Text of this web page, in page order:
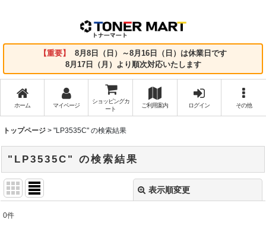
【重要】
8月8日（日）～8月16日（日）は休業日です
8月17日（月）より順次対応いたします
ホーム マイページ
ショッピングカ
ート
ご利用案内 ログイン その他
トップページ > "LP3535C" の検索結果
"LP3535C" の検索結果
表示順変更
商品検索
0件